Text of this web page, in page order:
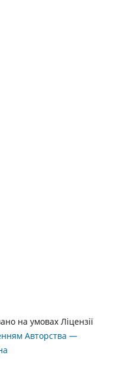
на умовах Ліцензії
Авторства —